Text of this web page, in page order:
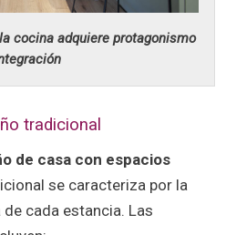
cocina adquiere protagonismo
tradicional
de casa con espacios
se caracteriza por la
cada estancia. Las